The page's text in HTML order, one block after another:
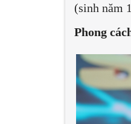
(sinh năm
Phong